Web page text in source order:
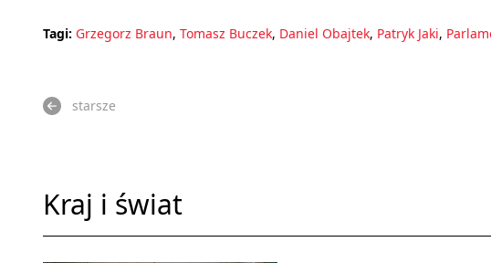
Tagi: Grzegorz Braun, Tomasz Buczek, Daniel Obajtek, Patryk Jaki,
starsze
Kraj i świat